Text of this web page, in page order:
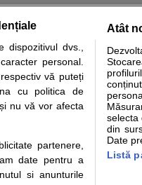
analize Specialitati
despre sanatate
medicale. Va sfatuim, ca pe
programari la medic Clickmed.
Drepturile consumatorului
Protectia consumatorilor -
Solutionarea Alternativa a
dvs.,
personal.
vă puteți
cu politica de
nu vă vor afecta
partenere,
date pentru a
si anunturile
Atât
selecta
din
Date
Listă